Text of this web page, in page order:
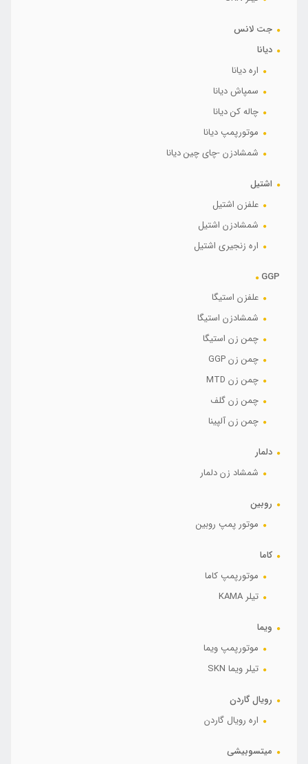
جت لانس
دیانا
اره دیانا
سمپاش دیانا
چاله کن دیانا
موتورپمپ دیانا
شمشادزن -چای چین دیانا
اشتیل
علفزن اشتیل
شمشادزن اشتیل
اره زنجیری اشتیل
GGP
علفزن استیگا
شمشادزن استیگا
چمن زن استیگا
چمن زن GGP
چمن زن MTD
چمن زن گلف
چمن زن آلپینا
دلمار
شمشاد زن دلمار
روبین
موتور پمپ روبین
کاما
موتورپمپ کاما
تیلر KAMA
ویما
موتورپمپ ویما
تیلر ویما SKN
رویال گاردن
اره رویال گاردن
میتسوبیشی